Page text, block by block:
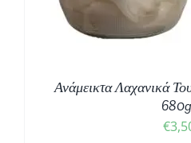
Ανάμεικτα Λαχανικά
€